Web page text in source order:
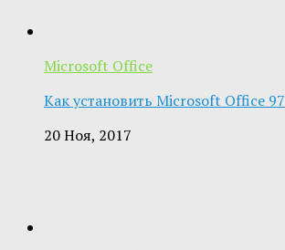
Microsoft Office
Как установить Microsoft Office 97
20 Ноя, 2017